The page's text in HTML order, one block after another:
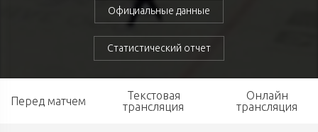
Официальные данные
Статистический отчет
Перед матчем
Текстовая
трансляция
Онлайн
трансляция